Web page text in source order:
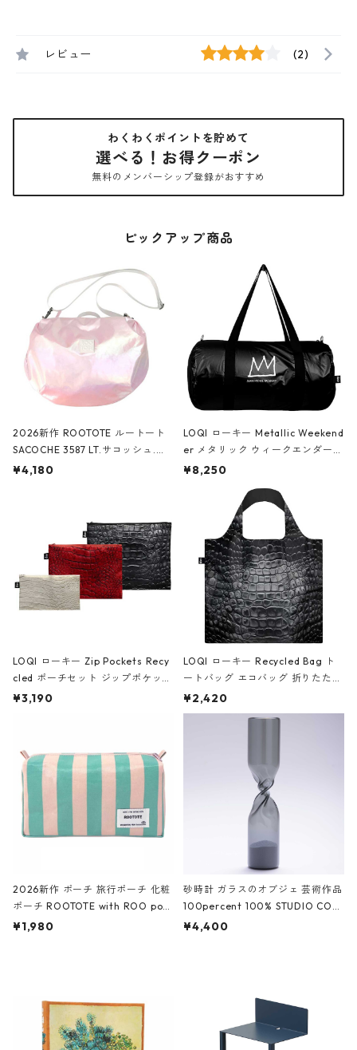
レビュー (2)
わくわくポイントを貯めて
選べる！お得クーポン
無料のメンバーシップ登録がおすすめ
ピックアップ商品
2026新作 ROOTOTE ルートート
SACOCHE 3587 LT.サコッシュ.ル
ミエ-B ショルダーバッグ グロスピ
¥4,180
LOQI ローキー Metallic Weekend
er メタリック ウィークエンダー
ボストンバッグ ショルダーバッグ
Black ジャン=ミッシェル・バスキ
ア/クラウン ブラック
¥8,250
LOQI ローキー Zip Pockets Recy
cled ポーチセット ジップポケット
ファスナーポーチ 撥水加工 トラベ
ーガンディー、オフホワイト
¥3,190
LOQI ローキー Recycled Bag ト
ートバッグ エコバッグ 折りたたみ
大きめ 撥水加工 収納ポーチ CRO
CODILE/Black クロコダイル/ブラ
¥2,420
2026新作 ポーチ 旅行ポーチ 化粧
ポーチ ROOTOTE with ROO pou
ch 3532 ルートート WR.ポーチ.ラ
¥1,980
砂時計 ガラスのオブジェ 芸術作品
100percent 100% STUDIO COH
AKU Timeless 100パーセント ス
¥4,400